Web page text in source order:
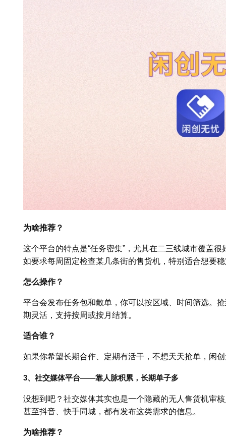
为啥推荐？
这个平台的特点是“任务密集”，尤其在二三线城市覆盖
如要求每周固定检查某几条街的售货机，特别适合想要
怎么操作？
平台会发布任务包和散单，你可以按区域、时间筛选。
期灵活，支持按周或按月结算。
适合谁？
如果你希望长期合作、定期有活干，不想天天抢单，闲
3、社交媒体平台——靠人脉积累，长期单子多
没想到吧？社交媒体其实也是一个隐藏的无人售货机审
甚至抖音、快手同城，都有发布这类需求的信息。
为啥推荐？